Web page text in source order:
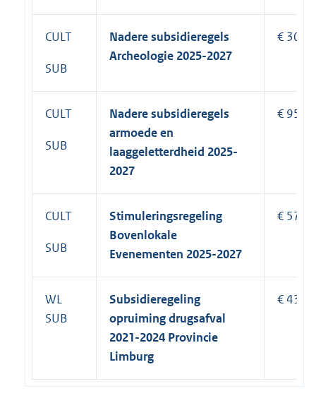
CULT
SUB
Nadere subsidieregels
Archeologie 2025-2027
€
CULT
SUB
Nadere subsidieregels
armoede en
laaggeletterdheid 2025-
2027
€
CULT
SUB
Stimuleringsregeling
Bovenlokale
Evenementen 2025-2027
€
WL
SUB
Subsidieregeling
opruiming drugsafval
2021-2024 Provincie
Limburg
€